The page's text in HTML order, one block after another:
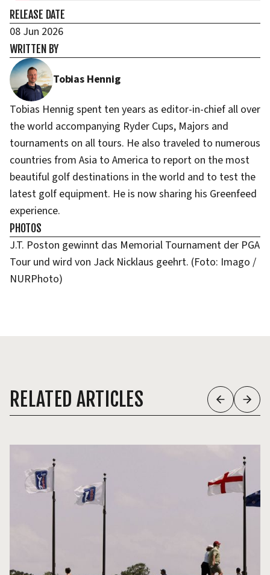
RELEASE DATE
08 Jun 2026
WRITTEN BY
Tobias Hennig
Tobias Hennig spent ten years as editor-in-chief all over
the world accompanying Ryder Cups, Majors and
tournaments on all tours. He also traveled to numerous
countries from Asia to America to report on the most
beautiful golf destinations in the world and to test the
latest golf equipment. He is now sharing his Greenfeed
experience.
PHOTOS
J.T. Poston gewinnt das Memorial Tournament der PGA
Tour und wird von Jack Nicklaus geehrt. (Foto: Imago /
NURPhoto)
RELATED ARTICLES